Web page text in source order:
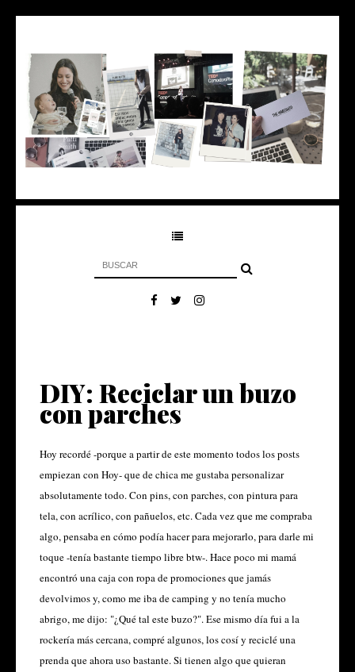
DIY: Reciclar un buzo
con parches
Hoy recordé -porque a partir de este momento todos los posts
empiezan con Hoy- que de chica me gustaba personalizar
absolutamente todo. Con pins, con parches, con pintura para
tela, con acrílico, con pañuelos, etc. Cada vez que me compraba
algo, pensaba en cómo podía hacer para mejorarlo, para darle mi
toque -tenía bastante tiempo libre btw-. Hace poco mi mamá
encontró una caja con ropa de promociones que jamás
devolvimos y, como me iba de camping y no tenía mucho
abrigo, me dijo: "¿Qué tal este buzo?". Ese mismo día fui a la
rockería más cercana, compré algunos, los cosí y reciclé una
prenda que ahora uso bastante. Si tienen algo que quieran